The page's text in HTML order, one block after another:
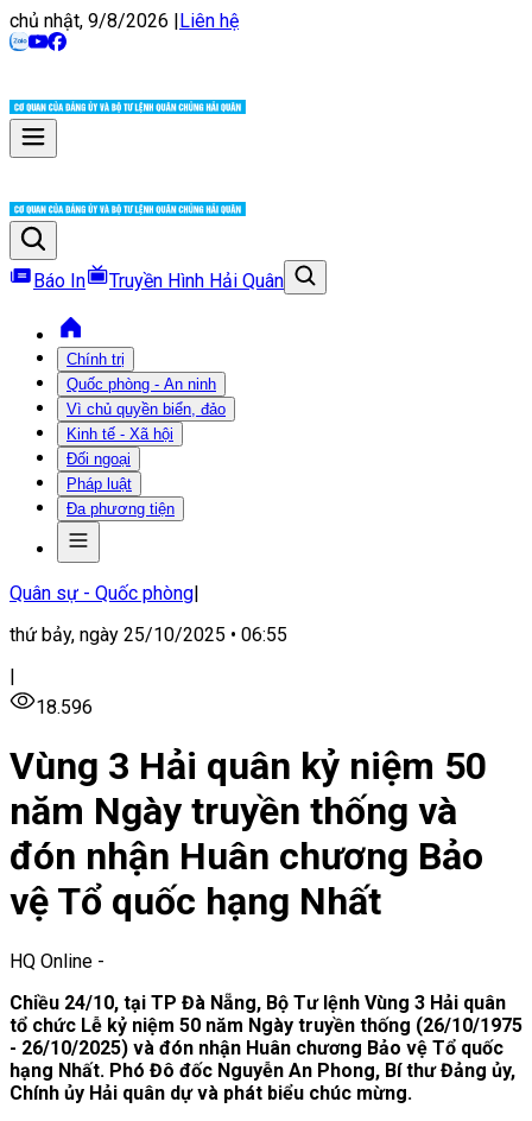
chủ nhật, 9/8/2026 |Liên hệ
Báo In Truyền Hình Hải Quân
Chính trị
Quốc phòng - An ninh
Vì chủ quyền biển, đảo
Kinh tế - Xã hội
Đối ngoại
Pháp luật
Đa phương tiện
Quân sự - Quốc phòng|
thứ bảy, ngày 25/10/2025 • 06:55
|
18.596
Vùng 3 Hải quân kỷ niệm 50
năm Ngày truyền thống và
đón nhận Huân chương Bảo
vệ Tổ quốc hạng Nhất
HQ Online -
Chiều 24/10, tại TP Đà Nẵng, Bộ Tư lệnh Vùng 3 Hải quân
tổ chức Lễ kỷ niệm 50 năm Ngày truyền thống (26/10/1975
- 26/10/2025) và đón nhận Huân chương Bảo vệ Tổ quốc
hạng Nhất. Phó Đô đốc Nguyễn An Phong, Bí thư Đảng ủy,
Chính ủy Hải quân dự và phát biểu chúc mừng.